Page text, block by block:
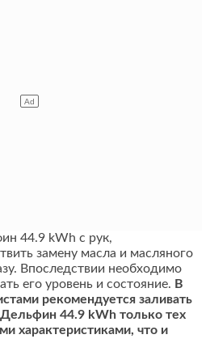
44.9 kWh с рук,
замену масла и масляного
Впоследствии необходимо
его уровень и состояние. В
рекомендуется заливать
44.9 kWh только тех
характеристиками, что и